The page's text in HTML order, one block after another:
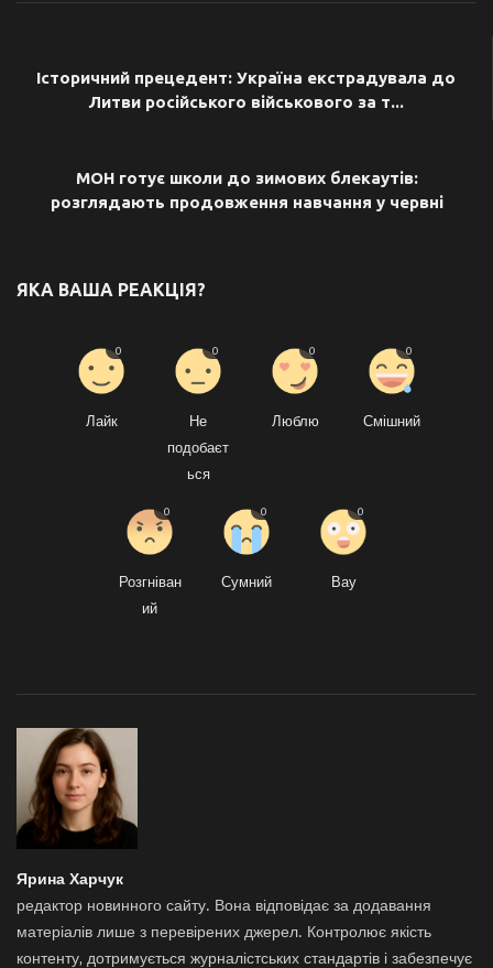
Історичний прецедент: Україна екстрадувала до
Литви російського військового за т...
МОН готує школи до зимових блекаутів:
розглядають продовження навчання у червні
ЯКА ВАША РЕАКЦІЯ?
Лайк
0
Не
подобаєт
ься
0
Люблю
0
Смішний
0
Розгніван
ий
0
Сумний
0
Вау
0
Ярина Харчук
редактор новинного сайту. Вона відповідає за додавання
матеріалів лише з перевірених джерел. Контролює якість
контенту, дотримується журналістських стандартів і забезпечує